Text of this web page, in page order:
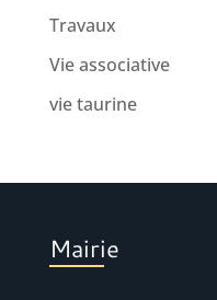
Travaux
Vie associative
vie taurine
Mairie